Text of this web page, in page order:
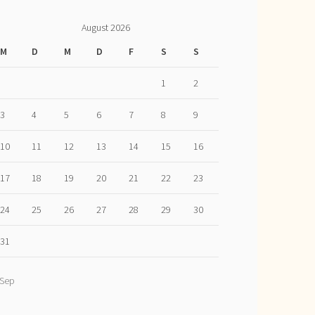
August 2026
M
D M D F S S
1 2
3 4 5 6 7 8 9
10 11 12 13 14 15 16
17 18 19 20 21 22 23
24 25 26 27 28 29 30
31